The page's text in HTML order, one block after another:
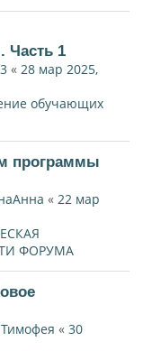
Часть 1
« 28 мар 2025,
обучающих
программы
« 22 мар
ФОРУМА
« 30